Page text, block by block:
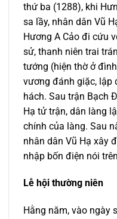
thứ ba (1288), khi
sa lầy, nhân dân Vũ
Hương A Cảo đi cứu
sử, thanh niên trai
tướng (hiện thờ ở
vương đánh giặc, lập
hách. Sau trận Bạch
Hạ tử trận, dân làng
chính của làng. Sau
nhân dân Vũ Hạ xây
nhập bốn điện nói
Lễ hội thường niên
Hằng năm, vào ngày